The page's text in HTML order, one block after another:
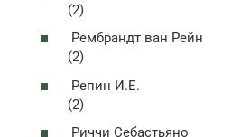
(2)
Рембрандт ван Рейн
(2)
Репин И.Е.
(2)
Риччи Себастьяно